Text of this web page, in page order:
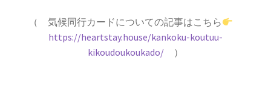
（ 気候同行カードについての記事はこちら
https://heartstay.house/kankoku-koutuu-
kikoudoukoukado/ ）